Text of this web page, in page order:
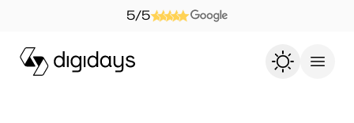
5/5